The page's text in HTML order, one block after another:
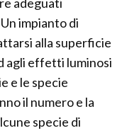
impianto di
alla superficie
agli effetti luminosi
e le specie
il numero e la
specie di